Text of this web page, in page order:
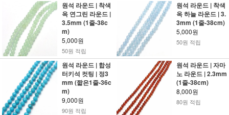
원석 라운드 | 착색
옥 연그린 라운드 |
3.5mm (1줄-38c
m)
5,000원
50원 적립
원석 라운드 | 착색
옥 하늘 라운드 | 3.
3mm (1줄-38cm)
5,000원
50원 적립
원석 라운드 | 합성
터키석 컷팅 | 정3
mm (짧은1줄-36c
m)
9,000원
90원 적립
원석 라운드 | 자마
노 라운드 | 2.3mm
(1줄-38cm)
8,000원
80원 적립